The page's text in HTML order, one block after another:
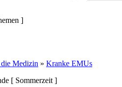
]
Medizin » Kranke EMUs
[ Sommerzeit ]